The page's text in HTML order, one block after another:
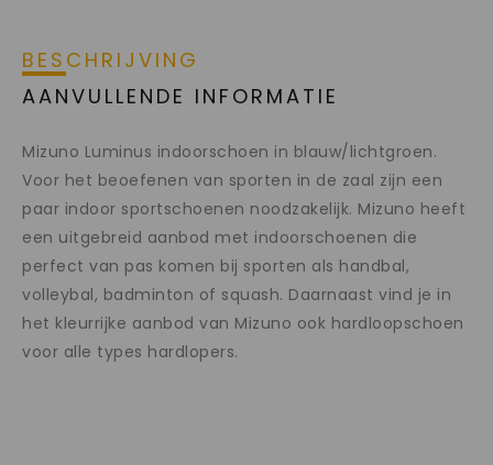
BESCHRIJVING
AANVULLENDE INFORMATIE
Mizuno Luminus indoorschoen in blauw/lichtgroen.
Voor het beoefenen van sporten in de zaal zijn een
paar indoor sportschoenen noodzakelijk. Mizuno heeft
een uitgebreid aanbod met indoorschoenen die
perfect van pas komen bij sporten als handbal,
volleybal, badminton of squash. Daarnaast vind je in
het kleurrijke aanbod van Mizuno ook hardloopschoen
voor alle types hardlopers.